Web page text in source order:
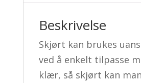
Beskrivelse
Skjørt kan brukes
ved å enkelt tilpasse
klær, så skjørt kan